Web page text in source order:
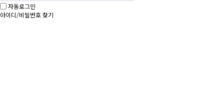
자동로그인
아이디/비밀번호 찾기